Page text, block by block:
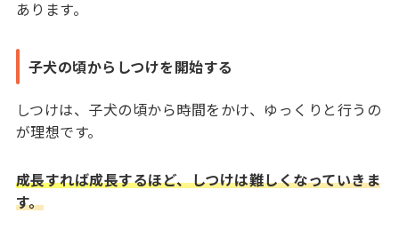
あります。
子犬の頃からしつけを開始する
しつけは、子犬の頃から時間をかけ、ゆっくりと行うの
が理想です。
成長すれば成長するほど、しつけは難しくなっていきま
す。